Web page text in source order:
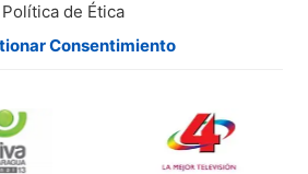
Política de Ética
Consentimiento